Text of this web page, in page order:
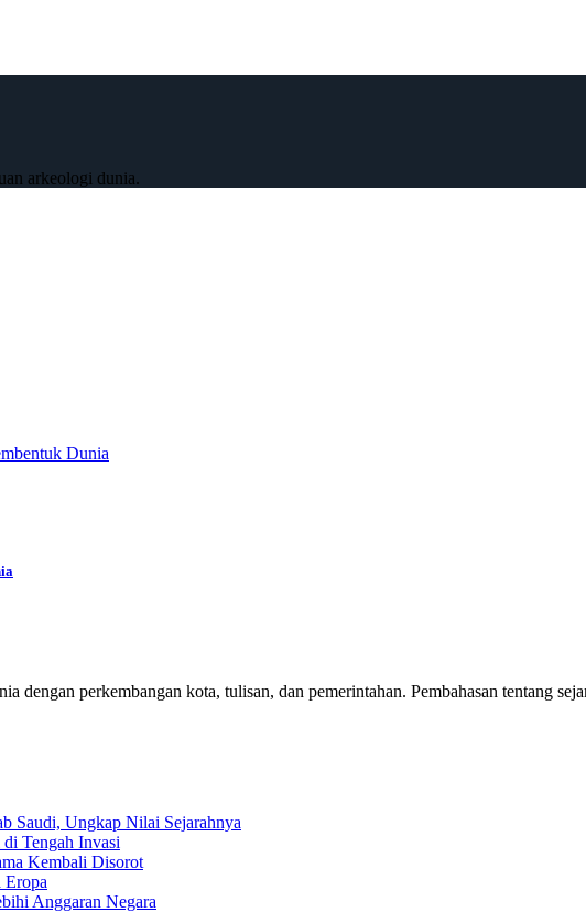
arkeologi dunia.
Dunia
dengan perkembangan kota, tulisan, dan pemerintahan. Pembahasan tentang
Saudi, Ungkap Nilai Sejarahnya
Tengah Invasi
Kembali Disorot
Eropa
Anggaran Negara